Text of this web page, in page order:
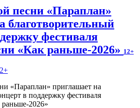
песни «Параплан»
благотворительный
фестиваля
«Как раньше-2026» 12+